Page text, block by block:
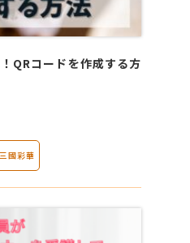
QRコードを作成する方
三國彩華